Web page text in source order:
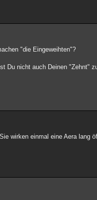
"die Eingeweihten"?
Du nicht auch Deinen "Zehnt"
wirken einmal eine Aera